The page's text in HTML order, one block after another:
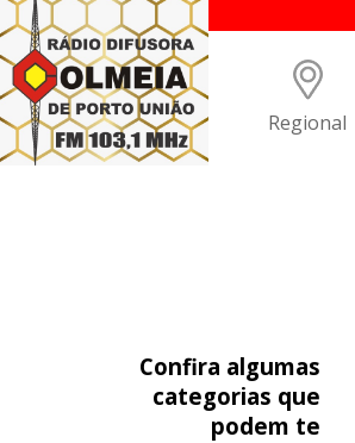
Regional
Confira algumas
categorias que
podem te